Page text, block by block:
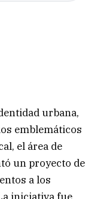
urbana,
emblemáticos
el área de
un proyecto de
a los